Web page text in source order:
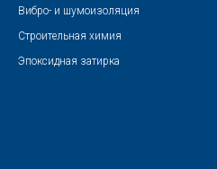
Вибро- и шумоизоляция
Строительная химия
Эпоксидная затирка